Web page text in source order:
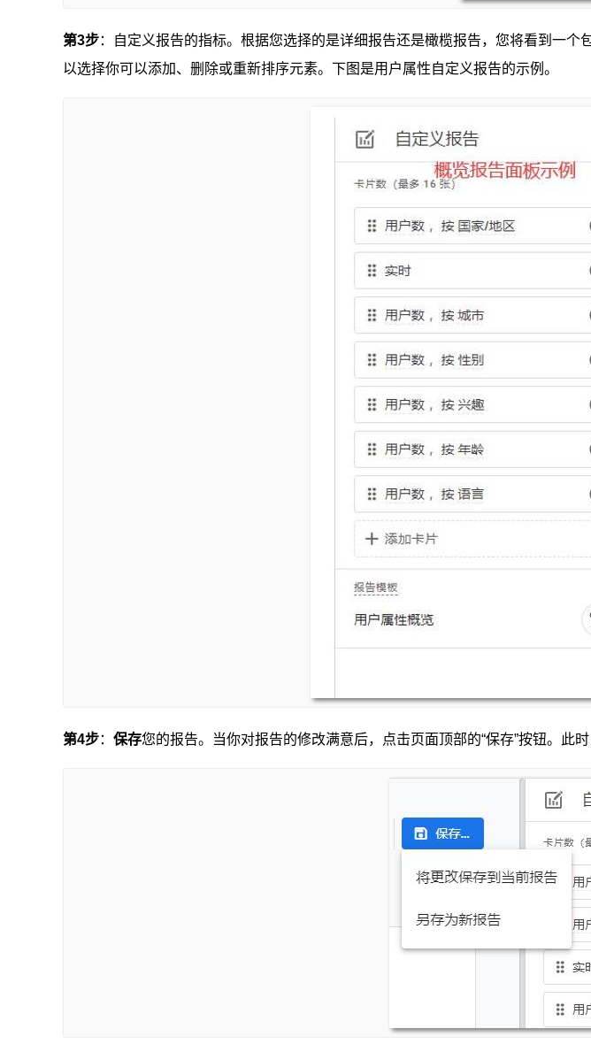
第3步：自定义报告的指标。根据您选择的是详细报告还是橄榄报告，您将看到一
以选择你可以添加、删除或重新排序元素。下图是用户属性自定义报告的示例。
第4步： 保存您的报告。当你对报告的修改满意后，点击页面顶部的“保存”按钮。此